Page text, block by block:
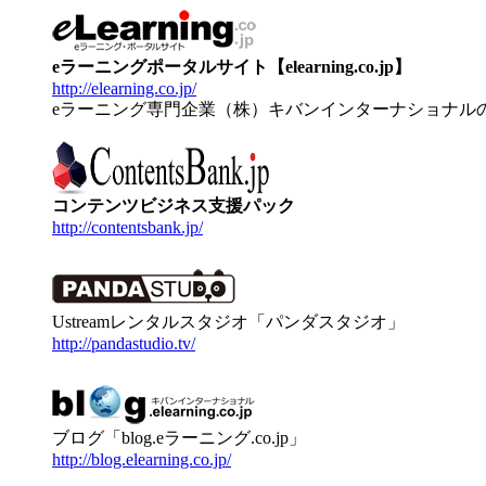
eラーニングポータルサイト【elearning.co.jp】
http://elearning.co.jp/
eラーニング専門企業（株）キバンインターナショナル
コンテンツビジネス支援パック
http://contentsbank.jp/
Ustreamレンタルスタジオ「パンダスタジオ」
http://pandastudio.tv/
ブログ「blog.eラーニング.co.jp」
http://blog.elearning.co.jp/